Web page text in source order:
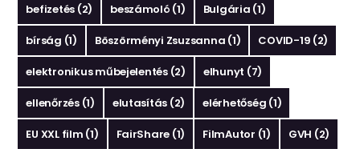
befizetés (2) beszámoló (1) Bulgária (1)
bírság (1) Böszörményi Zsuzsanna (1) COVID-19 (2)
elektronikus műbejelentés(2) elhunyt (7)
ellenőrzés(1) elutasítás (2) elérhetőség (1)
EU XXL film (1) FairShare (1) FilmAutor (1) GVH (2)